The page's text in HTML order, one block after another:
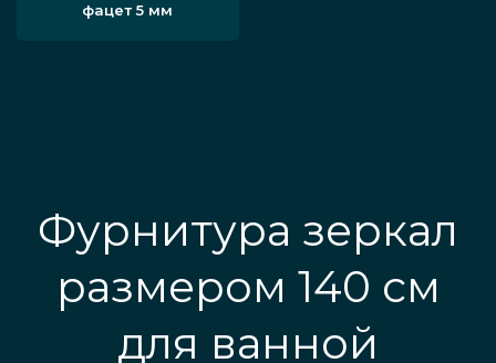
фацет 5 мм
Фурнитура зеркал
размером 140 см
для ванной